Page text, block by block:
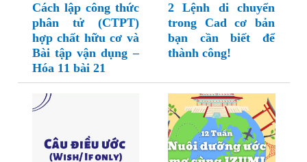
Cách lập công thức
phân tử (CTPT)
hợp chất hữu cơ và
Bài tập vận dụng –
Hóa 11 bài 21
2 Lệnh di chuyển
trong Cad cơ bản
bạn cần biết để
thành công!